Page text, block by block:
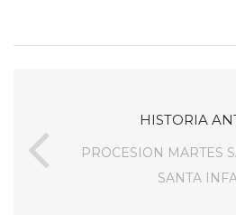
HISTORIA
PROCESION MARTES
SANTA